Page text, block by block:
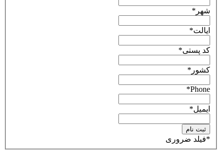
شهر *
ایالت*
کد پستی*
کشور *
Phone
*
ایمیل*
*فیلد ضروری